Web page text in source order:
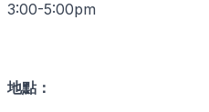
3:00-5:00pm
地點：